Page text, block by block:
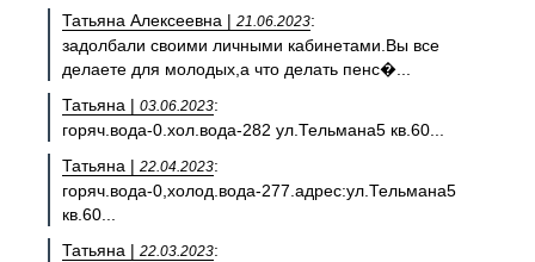
Татьяна Алексеевна | 21.06.2023:
задолбали своими личными кабинетами.Вы все
делаете для молодых,а что делать пенс�...
Татьяна | 03.06.2023:
горяч.вода-0.хол.вода-282 ул.Тельмана5 кв.60...
Татьяна | 22.04.2023:
горяч.вода-0,холод.вода-277.адрес:ул.Тельмана5
кв.60...
Татьяна | 22.03.2023: